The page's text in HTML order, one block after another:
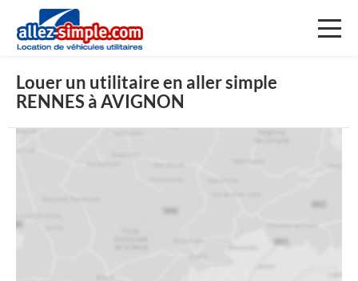
Louer un utilitaire en aller simple
RENNES à AVIGNON